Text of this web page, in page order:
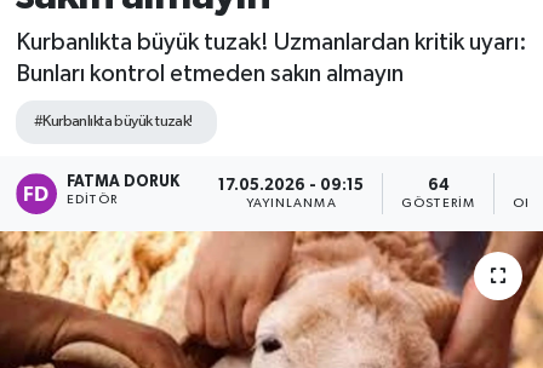
Kurbanlıkta büyük tuzak! Uzmanlardan kritik uyarı:
Bunları kontrol etmeden sakın almayın
#Kurbanlıkta büyük tuzak!
FATMA DORUK
EDITÖR
17.05.2026 - 09:15
YAYINLANMA
64
GÖSTERIM